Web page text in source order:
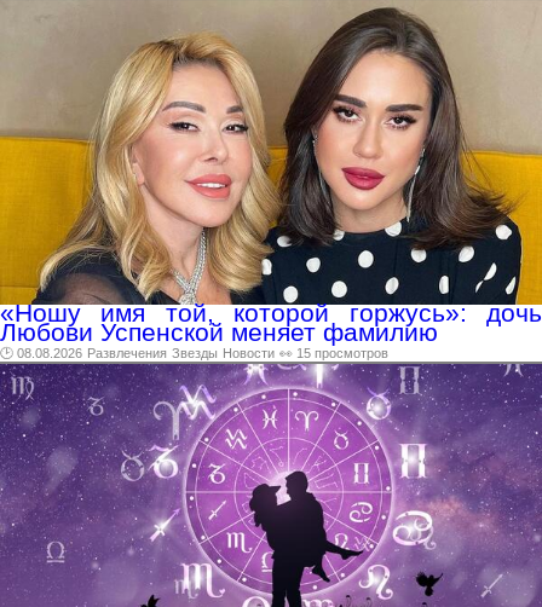
«Ношу имя той, которой горжусь»: дочь
Любови Успенской меняет фамилию
🕑 08.08.2026 Развлечения Звезды Новости 👀 15 просмотров